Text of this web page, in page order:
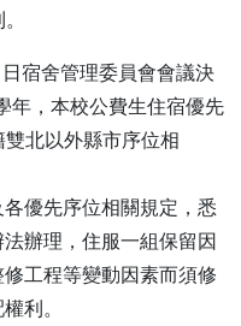
宿舍管理委員會會議決
年，本校公費生住宿優先
北以外縣市序位相
優先序位相關規定，悉
辦理，住服一組保留因
工程等變動因素而須修
利。